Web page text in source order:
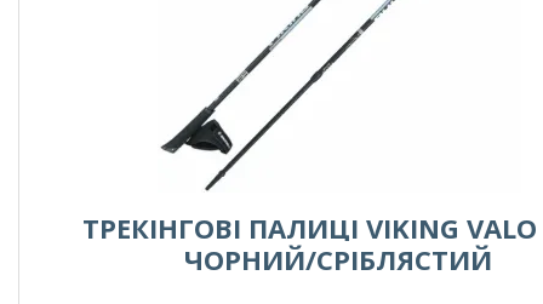
ТРЕКІНГОВІ ПАЛИЦІ VIKING VALO
ЧОРНИЙ/СРІБЛЯСТИЙ